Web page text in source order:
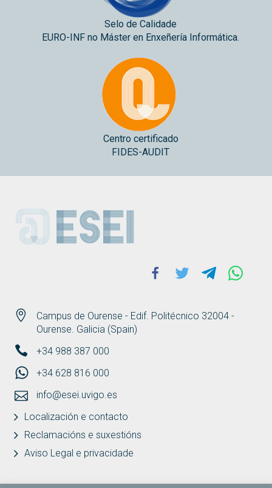
Selo de Calidade
EURO-INF no Máster en Enxeñería Informática.
Centro certificado
FIDES-AUDIT
ESEI
Campus de Ourense - Edif. Politécnico 32004 -
Ourense. Galicia (Spain)
+34 988 387 000
+34 628 816 000
info@esei.uvigo.es
Localización e contacto
Reclamacións e suxestións
Aviso Legal e privacidade
Facebook
Twitter Telegram